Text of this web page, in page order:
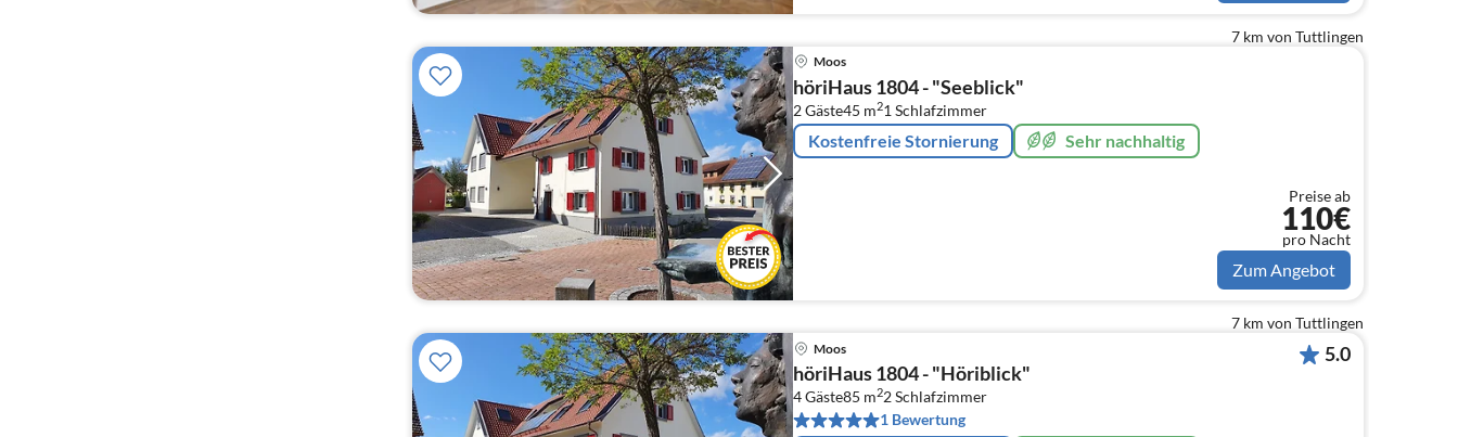
7 km von Tuttlingen
Moos
höriHaus 1804 - "Seeblick"
2 Gäste45 m21 Schlafzimmer
Kostenfreie Stornierung Sehr nachhaltig
Preise ab
110€
pro Nacht
Zum Angebot
7 km von Tuttlingen
Moos
höriHaus 1804 - "Höriblick"
4 Gäste85 m22Schlafzimmer
1 Bewertung
5.0